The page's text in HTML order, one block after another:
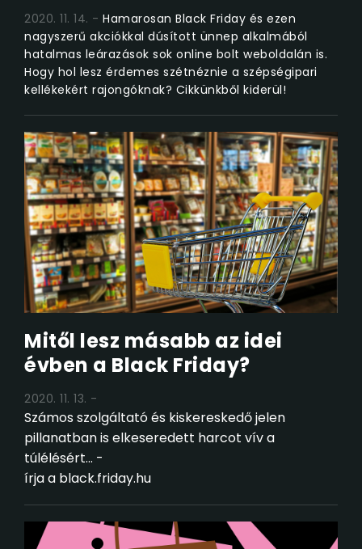
2020. 11. 14.
Hamarosan Black Friday és ezen
nagyszerű akciókkal dúsított ünnep alkalmából
hatalmas leárazások sok online bolt weboldalán is.
Hogy hol lesz érdemes szétnéznie a szépségipari
kellékekért rajongóknak? Cikkünkből kiderül!
Mitől lesz másabb az idei
évben a Black Friday?
2020. 11. 13.
Számos szolgáltató és kiskereskedő jelen
pillanatban is elkeseredett harcot vív a
túlélésért... -
írja a black.friday.hu